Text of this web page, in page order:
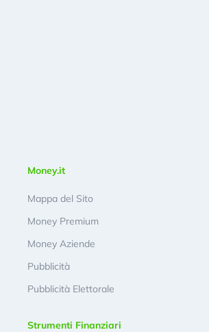
Money.it
Mappa del Sito
Money Premium
Money Aziende
Pubblicità
Pubblicità Elettorale
Strumenti Finanziari